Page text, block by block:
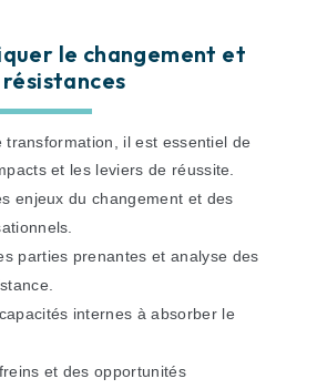
le changement et
transformation, il est essentiel de
et les leviers de réussite.
enjeux du changement et des
parties prenantes et analyse des
internes à absorber le
et des opportunités